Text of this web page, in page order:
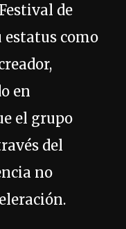
de
estatus como
en
el grupo
del
no